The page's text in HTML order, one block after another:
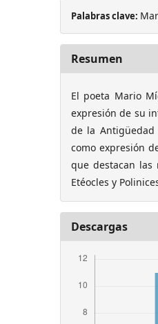
Palabras clave:
Resumen
El poeta Mario
expresión de su
de la Antigüedad
como expresión
que destacan las
Etéocles y
Descargas